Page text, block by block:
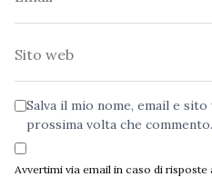
Salva il mio nome, email e
prossima volta che commento.
Avvertimi via email in caso di